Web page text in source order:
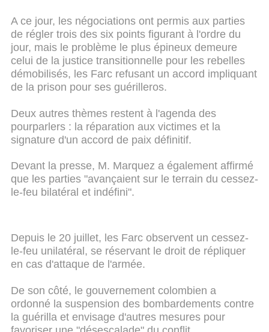
A ce jour, les négociations ont permis aux parties
de régler trois des six points figurant à l'ordre du
jour, mais le problème le plus épineux demeure
celui de la justice transitionnelle pour les rebelles
démobilisés, les Farc refusant un accord impliquant
de la prison pour ses guérilleros.
Deux autres thèmes restent à l'agenda des
pourparlers : la réparation aux victimes et la
signature d'un accord de paix définitif.
Devant la presse, M. Marquez a également affirmé
que les parties "avançaient sur le terrain du cessez-
le-feu bilatéral et indéfini".
Depuis le 20 juillet, les Farc observent un cessez-
le-feu unilatéral, se réservant le droit de répliquer
en cas d'attaque de l'armée.
De son côté, le gouvernement colombien a
ordonné la suspension des bombardements contre
la guérilla et envisage d'autres mesures pour